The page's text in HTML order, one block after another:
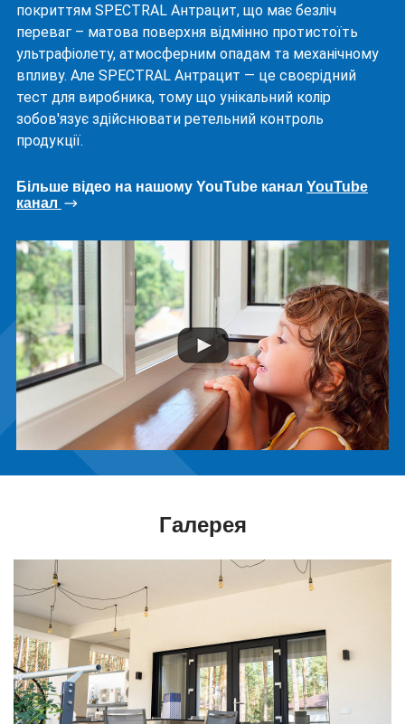
покриттям SPECTRAL Антрацит, що має безліч
переваг – матова поверхня відмінно протистоїть
ультрафіолету, атмосферним опадам та механічному
впливу. Але SPECTRAL Антрацит — це своєрідний
тест для виробника, тому що унікальний колір
зобов'язує здійснювати ретельний контроль
продукції.
Більше відео на нашому YouTube канал YouTube
канал
Галерея